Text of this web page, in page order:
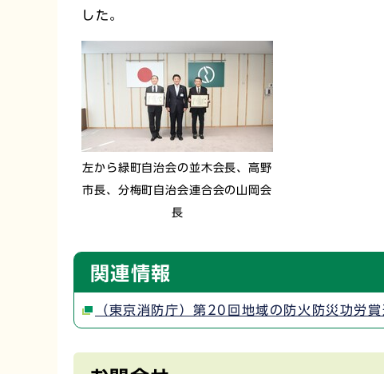
した。
左から緑町自治会の並木会長、高野
市長、分梅町自治会連合会の山岡会
長
関連情報
（東京消防庁）第20回地域の防火防災功労